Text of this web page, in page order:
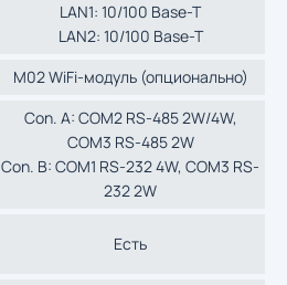
LAN1: 10/100 Base-T
LAN2: 10/100 Base-T
M02 WiFi-модуль (опционально)
Con. A: COM2 RS-485 2W/4W,
COM3 RS-485 2W
Con. B: COM1 RS-232 4W, COM3 RS-
232 2W
Есть